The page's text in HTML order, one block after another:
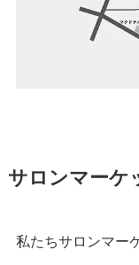
サロンマーケ
私たちサロンマー